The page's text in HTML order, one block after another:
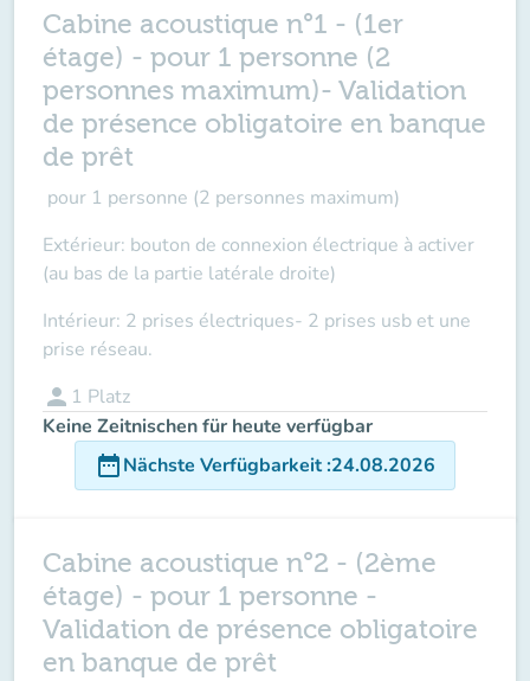
Cabine acoustique n°1 - (1er
étage) - pour 1 personne (2
personnes maximum)- Validation
de présence obligatoire en banque
de prêt
pour 1 personne (2 personnes maximum)
Extérieur: bouton de connexion électrique à activer
(au bas de la partie latérale droite)
Intérieur: 2 prises électriques- 2 prises usb et une
prise réseau.
person 1 Platz
Keine Zeitnischen für heute verfügbar
date_rangeNächste Verfügbarkeit:24.08.2026
Cabine acoustique n°2 - (2ème
étage) - pour 1 personne -
Validation de présence obligatoire
en banque de prêt